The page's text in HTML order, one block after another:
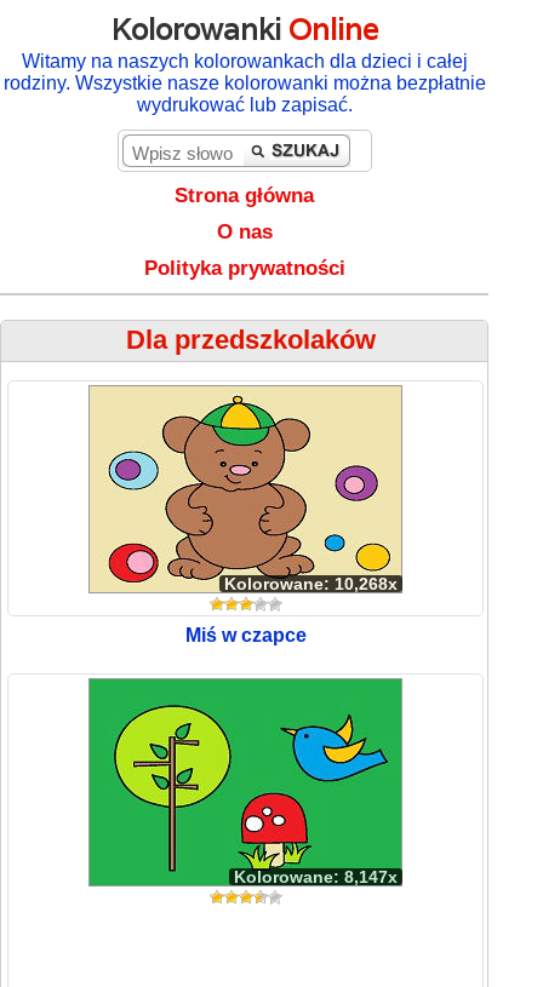
Kolorowanki Online
Witamy na naszych kolorowankach dla dzieci i całej
rodziny. Wszystkie nasze kolorowanki można bezpłatnie
wydrukować lub zapisać.
Strona główna
O nas
Polityka prywatności
Dla przedszkolaków
Kolorowane: 10,268x
Miś w czapce
Kolorowane: 8,147x